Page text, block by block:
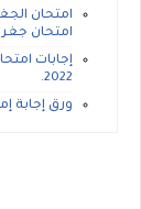
امتحان
إجابات
2022.
ورق إجابة